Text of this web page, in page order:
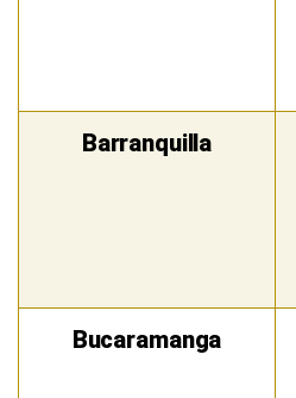
Barranquilla
Bucaramanga